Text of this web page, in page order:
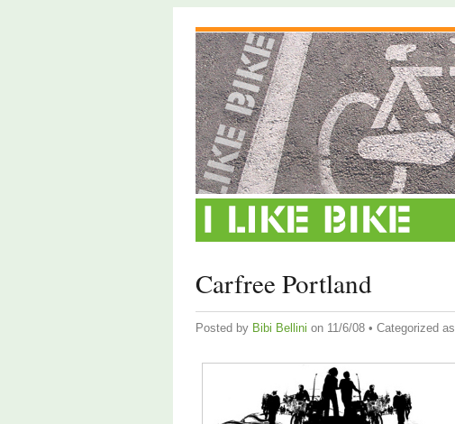
Carfree Portland
Posted by Bibi Bellini on 11/6/08 • Categorized as